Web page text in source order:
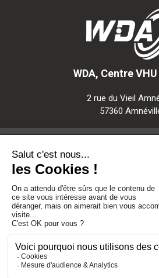
WDA, Centre
2 rue du Vieil
57360
Besoin d'aide